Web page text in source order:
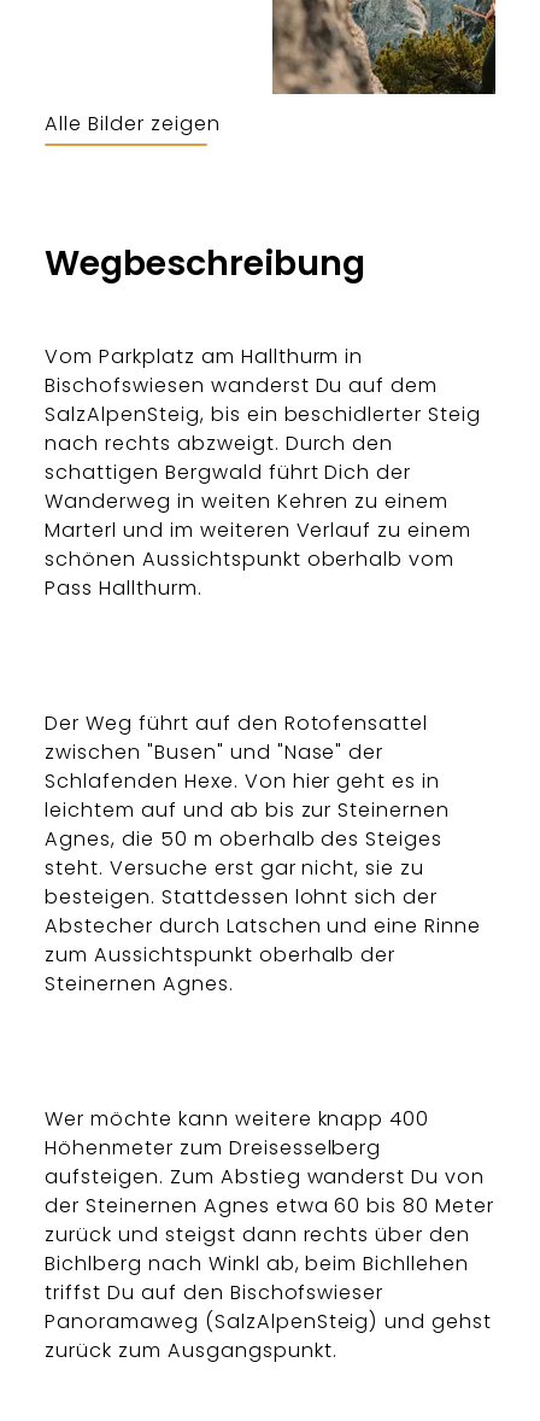
Alle Bilder zeigen
Wegbeschreibung
Vom Parkplatz am Hallthurm in
Bischofswiesen wanderst Du auf dem
SalzAlpenSteig, bis ein beschidlerter Steig
nach rechts abzweigt. Durch den
schattigen Bergwald führt Dich der
Wanderweg in weiten Kehren zu einem
Marterl und im weiteren Verlauf zu einem
schönen Aussichtspunkt oberhalb vom
Pass Hallthurm.
Der Weg führt auf den Rotofensattel
zwischen "Busen" und "Nase" der
Schlafenden Hexe. Von hier geht es in
leichtem auf und ab bis zur Steinernen
Agnes, die 50 m oberhalb des Steiges
steht. Versuche erst gar nicht, sie zu
besteigen. Stattdessen lohnt sich der
Abstecher durch Latschen und eine Rinne
zum Aussichtspunkt oberhalb der
Steinernen Agnes.
Wer möchte kann weitere knapp 400
Höhenmeter zum Dreisesselberg
aufsteigen. Zum Abstieg wanderst Du von
der Steinernen Agnes etwa 60 bis 80 Meter
zurück und steigst dann rechts über den
Bichlberg nach Winkl ab, beim Bichllehen
triffst Du auf den Bischofswieser
Panoramaweg (SalzAlpenSteig) und gehst
zurück zum Ausgangspunkt.